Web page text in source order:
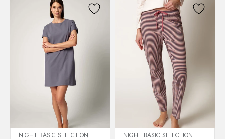
NIGHT BASIC SELECTION
NIGHT BASIC SELECTION